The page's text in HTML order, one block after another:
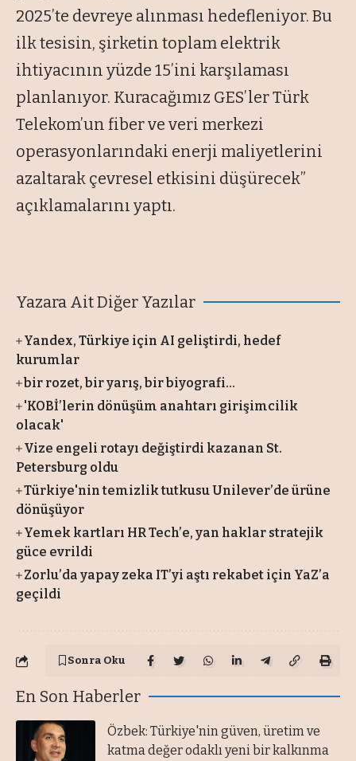
2025’te devreye alınması hedefleniyor. Bu
ilk tesisin, şirketin toplam elektrik
ihtiyacının yüzde 15’ini karşılaması
planlanıyor. Kuracağımız GES’ler Türk
Telekom’un fiber ve veri merkezi
operasyonlarındaki enerji maliyetlerini
azaltarak çevresel etkisini düşürecek”
açıklamalarını yaptı.
Yazara Ait Diğer Yazılar
Yandex, Türkiye için AI geliştirdi, hedef
kurumlar
bir rozet, bir yarış, bir biyografi…
'KOBİ’lerin dönüşüm anahtarı girişimcilik
olacak'
Vize engeli rotayı değiştirdi kazanan St.
Petersburg oldu
Türkiye'nin temizlik tutkusu Unilever’de ürüne
dönüşüyor
Yemek kartları HR Tech’e, yan haklar stratejik
güce evrildi
Zorlu’da yapay zeka IT’yi aştı rekabet için YaZ’a
geçildi
Sonra Oku
En Son Haberler
Özbek: Türkiye'nin güven, üretim ve
katma değer odaklı yeni bir kalkınma